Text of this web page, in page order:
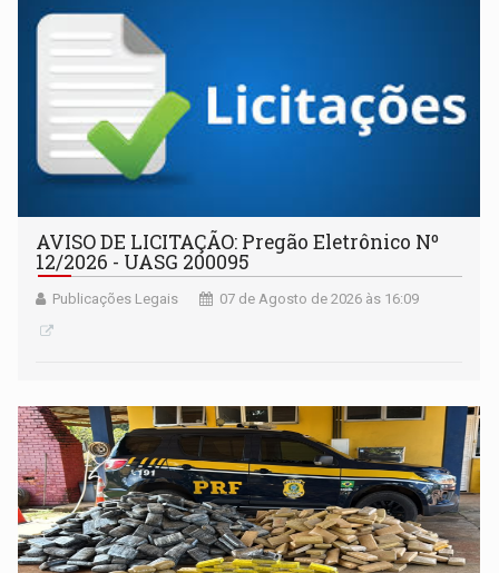
AVISO DE LICITAÇÃO: Pregão Eletrônico Nº
12/2026 - UASG 200095
Publicações Legais 07 de Agosto de 2026 às 16:09